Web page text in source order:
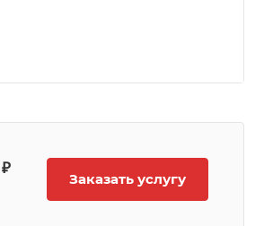
Заказать услугу